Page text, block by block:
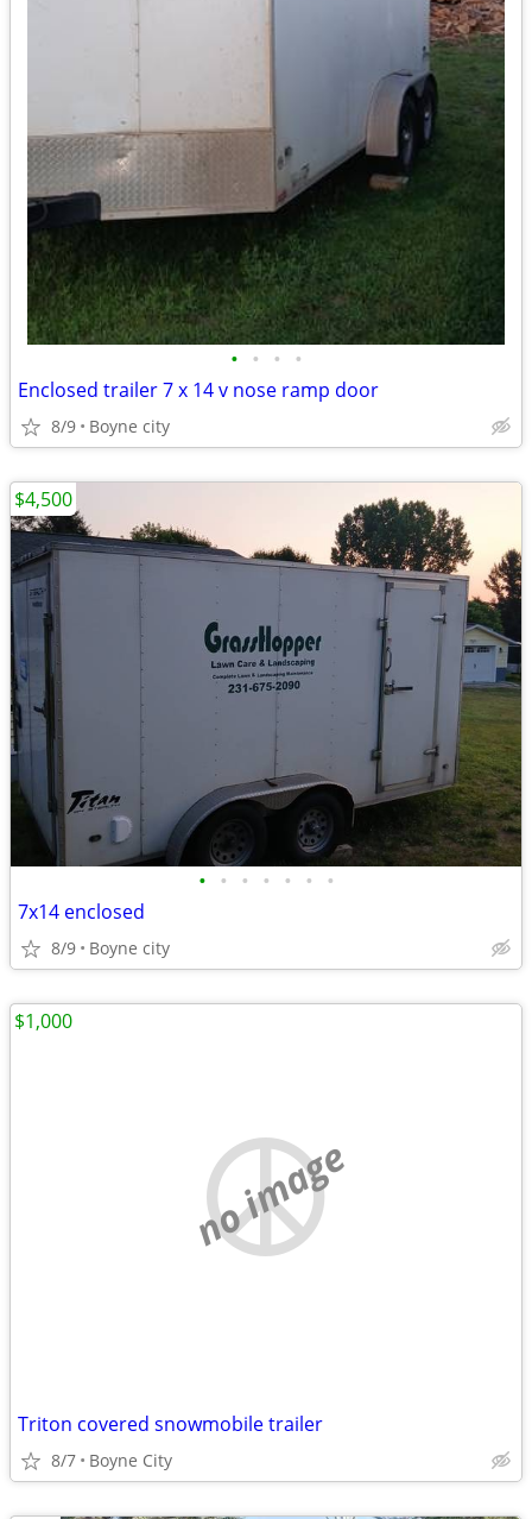
• • • •
Enclosed trailer 7 x 14 v nose ramp door
8/9 Boyne city
• • • • • • •
7x14 enclosed
8/9 Boyne city
$4,500
no image
Triton covered snowmobile trailer
8/7 Boyne City
$1,000